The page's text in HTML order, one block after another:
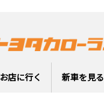
お店に行く 新車を見る